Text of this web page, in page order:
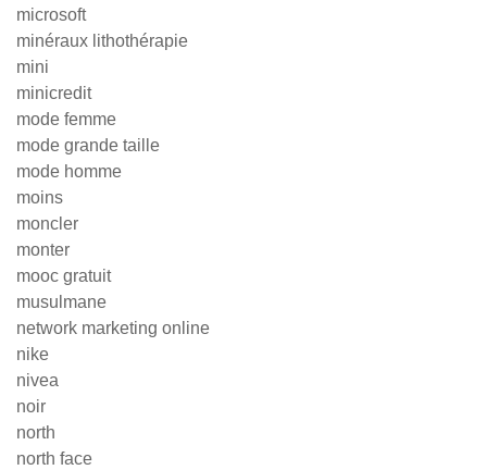
microsoft
minéraux lithothérapie
mini
minicredit
mode femme
mode grande taille
mode homme
moins
moncler
monter
mooc gratuit
musulmane
network marketing online
nike
nivea
noir
north
north face